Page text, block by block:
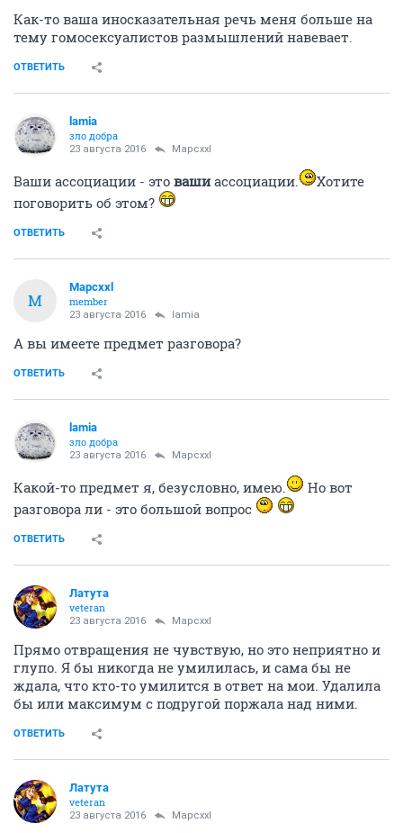
Как-то ваша иносказательная речь меня больше на
тему гомосексуалистов размышлений навевает.
ОТВЕТИТЬ
lamia
зло добра
23 августа 2016 Mapcxxl
Ваши ассоциации - это вашиассоциации.
Хотите
поговорить об этом?
ОТВЕТИТЬ
M
Mapcxxl
member
23 августа 2016 lamia
А вы имеете предмет разговора?
ОТВЕТИТЬ
lamia
зло добра
23 августа 2016 Mapcxxl
Какой-то предмет я, безусловно, имею.
Но вот
разговора ли - это большой вопрос
ОТВЕТИТЬ
Латута
veteran
23 августа 2016 Mapcxxl
Прямо отвращения не чувствую, но это неприятно и
глупо. Я бы никогда не умилилась, и сама бы не
ждала, что кто-то умилится в ответ на мои. Удалила
бы или максимум с подругой поржала над ними.
ОТВЕТИТЬ
Латута
veteran
23 августа 2016 Mapcxxl